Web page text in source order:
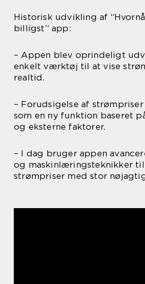
Historisk udvikling af
billigst” app:
– Appen blev oprindeligt
enkelt værktøj til at vise
realtid.
– Forudsigelse af
som en ny funktion baseret
og eksterne faktorer.
– I dag bruger appen
og maskinlæringsteknikker
strømpriser med stor